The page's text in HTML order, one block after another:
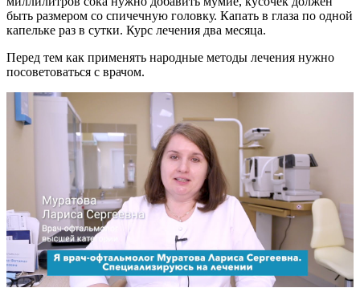
быть размером со спичечную головку. Капать в глаза по одной
капельке раз в сутки. Курс лечения два месяца.
Перед тем как применять народные методы лечения нужно
посоветоваться с врачом.